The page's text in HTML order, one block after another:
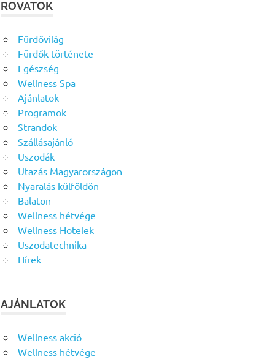
ROVATOK
Fürdővilág
Fürdők története
Egészség
Wellness Spa
Ajánlatok
Programok
Strandok
Szállásajánló
Uszodák
Utazás Magyarországon
Nyaralás külföldön
Balaton
Wellness hétvége
Wellness Hotelek
Uszodatechnika
Hírek
AJÁNLATOK
Wellness akció
Wellness hétvége